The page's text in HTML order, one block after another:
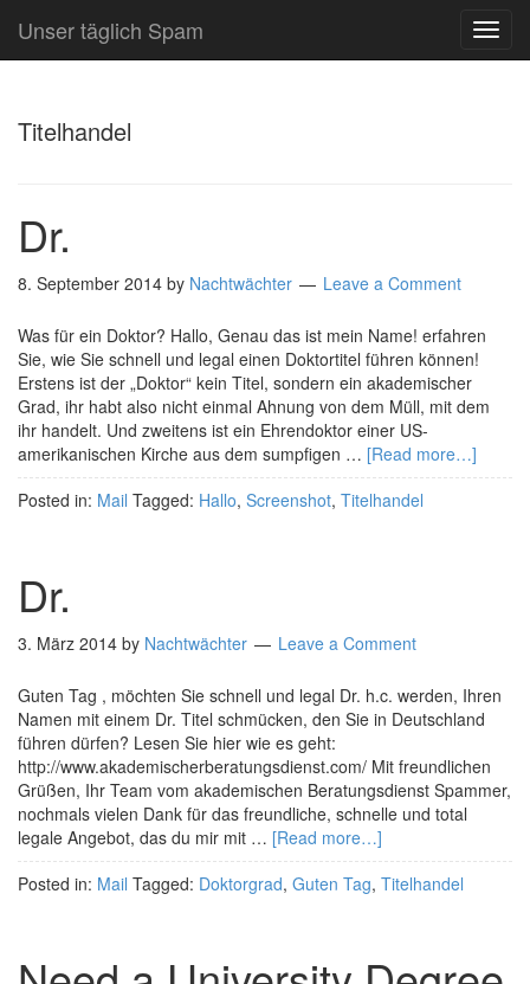
Unser täglich Spam
Titelhandel
Dr.
8. September 2014 by Nachtwächter Leave a Comment
Was für ein Doktor? Hallo, Genau das ist mein Name! erfahren
Sie, wie Sie schnell und legal einen Doktortitel führen können!
Erstens ist der „Doktor“ kein Titel, sondern ein akademischer
Grad, ihr habt also nicht einmal Ahnung von dem Müll, mit dem
ihr handelt. Und zweitens ist ein Ehrendoktor einer US-
amerikanischen Kirche aus dem sumpfigen … [Read more…]
Posted in: Mail Tagged: Hallo, Screenshot, Titelhandel
Dr.
3. März 2014 by Nachtwächter Leave a Comment
Guten Tag , möchten Sie schnell und legal Dr. h.c. werden, Ihren
Namen mit einem Dr. Titel schmücken, den Sie in Deutschland
führen dürfen? Lesen Sie hier wie es geht:
http://www.akademischerberatungsdienst.com/ Mit freundlichen
Grüßen, Ihr Team vom akademischen Beratungsdienst Spammer,
nochmals vielen Dank für das freundliche, schnelle und total
legale Angebot, das du mir mit … [Read more…]
Posted in: Mail Tagged: Doktorgrad, Guten Tag, Titelhandel